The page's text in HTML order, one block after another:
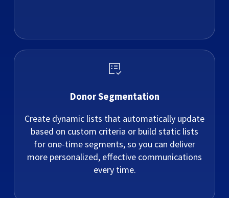
Donor Segmentation
Create dynamic lists that automatically update
based on custom criteria or build static lists
for one-time segments, so you can deliver
more personalized, effective communications
every time.